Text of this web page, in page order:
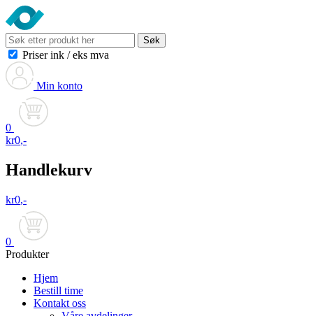
Søk
Priser ink / eks mva
Min konto
0
kr0,-
Handlekurv
kr0,-
0
Produkter
Hjem
Bestill time
Kontakt oss